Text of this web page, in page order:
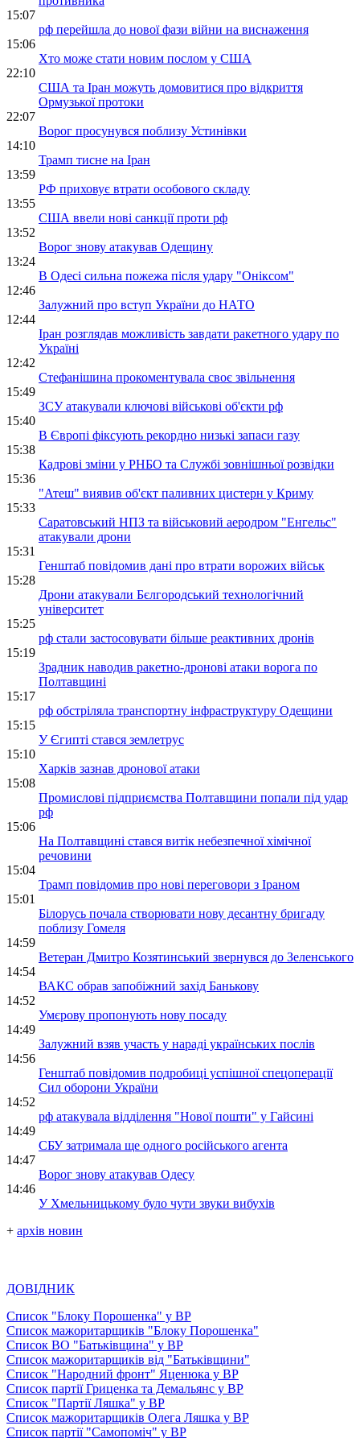
15:07
рф перейшла до нової фази війни на виснаження
15:06
Хто може стати новим послом у США
22:10
США та Іран можуть домовитися про відкриття
Ормузької протоки
22:07
Ворог просунувся поблизу Устинівки
14:10
Трамп тисне на Іран
13:59
РФ приховує втрати особового складу
13:55
США ввели нові санкції проти рф
13:52
Ворог знову атакував Одещину
13:24
В Одесі сильна пожежа після удару "Оніксом"
12:46
Залужний про вступ України до НАТО
12:44
Іран розглядав можливість завдати ракетного удару по
Україні
12:42
Стефанішина прокоментувала своє звільнення
15:49
ЗСУ атакували ключові військові об'єкти рф
15:40
В Європі фіксують рекордно низькі запаси газу
15:38
Кадрові зміни у РНБО та Службі зовнішньої розвідки
15:36
"Атеш" виявив об'єкт паливних цистерн у Криму
15:33
Саратовський НПЗ та військовий аеродром "Енгельс"
атакували дрони
15:31
Генштаб повідомив дані про втрати ворожих військ
15:28
Дрони атакували Бєлгородський технологічний
університет
15:25
рф стали застосовувати більше реактивних дронів
15:19
Зрадник наводив ракетно-дронові атаки ворога по
Полтавщині
15:17
рф обстріляла транспортну інфраструктуру Одещини
15:15
У Єгипті стався землетрус
15:10
Харків зазнав дронової атаки
15:08
Промислові підприємства Полтавщини попали під удар
рф
15:06
На Полтавщині стався витік небезпечної хімічної
речовини
15:04
Трамп повідомив про нові переговори з Іраном
15:01
Білорусь почала створювати нову десантну бригаду
поблизу Гомеля
14:59
Ветеран Дмитро Козятинський звернувся до Зеленського
14:54
ВАКС обрав запобіжний захід Банькову
14:52
Умєрову пропонують нову посаду
14:49
Залужний взяв участь у нараді українських послів
14:56
Генштаб повідомив подробиці успішної спецоперації
Сил оборони України
14:52
рф атакувала відділення "Нової пошти" у Гайсині
14:49
СБУ затримала ще одного російського агента
14:47
Ворог знову атакував Одесу
14:46
У Хмельницькому було чути звуки вибухів
+ архів новин
ДОВІДНИК
Список "Блоку Порошенка" у ВР
Список мажоритарщиків "Блоку Порошенка"
Список ВО "Батьківщина" у ВР
Список мажоритарщиків від "Батьківщини"
Список "Народний фронт" Яценюка у ВР
Список партії Гриценка та Демальянс у ВР
Список "Партії Ляшка" у ВР
Список мажоритарщиків Олега Ляшка у ВР
Список партії "Самопоміч" у ВР